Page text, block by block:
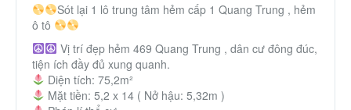
Sót lại 1 lô trung tâm hẻm cấp 1 Quang Trung , hẻm
ô tô
Vị trí đẹp hẻm 469 Quang Trung , dân cư đông đúc,
tiện ích đầy đủ xung quanh.
Diện tích: 75,2m²
Mặt tiền: 5,2 x 14 ( Nở hậu: 5,32m )